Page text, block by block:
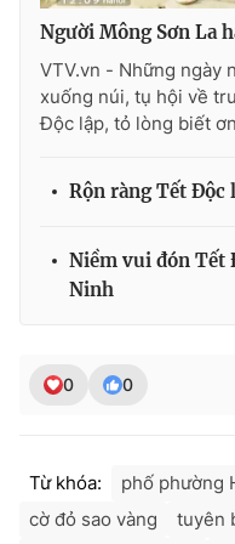
THỜI BÁO VTV
Giấy phép hoạt động
cấp ngày 29/12/2023
Nguyễn Trọng Ninh
Tổng đài VTV:024.38 355
Người Mông Sơn La
VTV.vn - Những ngày
xuống núi, tụ hội về
Độc lập, tỏ lòng biết
Rộn ràng Tết Độc
Niềm vui đón Tết
Ninh
0 0
Từ khóa: phố phường
cờ đỏ sao vàng
tuyên